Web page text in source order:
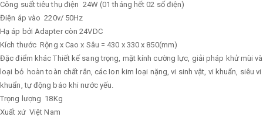
Công suất tiêu thụ điện 24W (01 tháng hết 02 số điện)
Điện áp vào 220v/ 50Hz
Hạ áp bởi Adapter còn 24VDC
Kích thước Rộng x Cao x Sâu = 430 x 330 x 850(mm)
Đặc điểm khác Thiết kế sang trọng, mặt kính cường lực, giải pháp khử mùi và
loại bỏ hoàn toàn chất rắn, các Ion kim loại nặng, vi sinh vật, vi khuẩn, siêu vi
khuẩn, tự động báo khi nước yếu.
Trọng lượng 18Kg
Xuất xứ Việt Nam